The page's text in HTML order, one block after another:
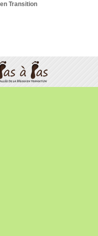
Transition